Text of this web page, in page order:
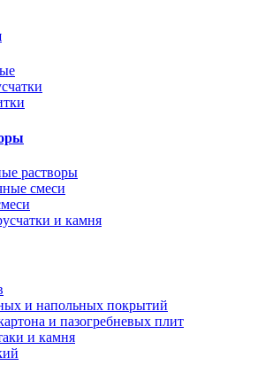
растворы
смеси
и камня
и напольных покрытий
и пазогребневых плит
и камня